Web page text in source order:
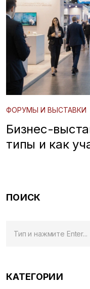
ФОРУМЫ И ВЫСТАВКИ
Бизнес-
типы и как
ПОИСК
КАТЕГОРИИ